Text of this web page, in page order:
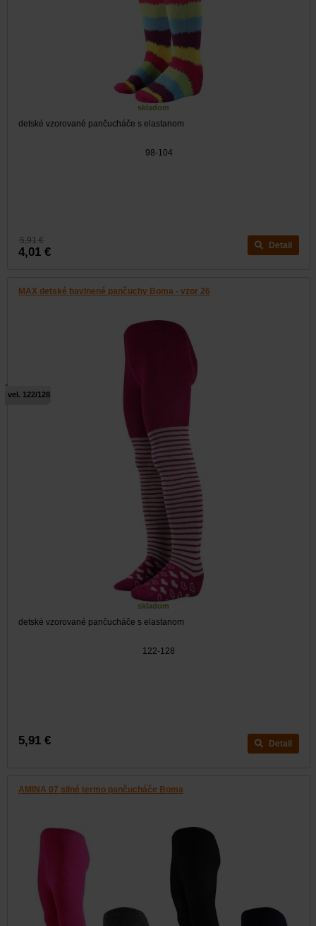
skladom
detské vzorované pančucháče s elastanom
98-104
5,91 €
4,01 € Detail
MAX detské bavlnené pančuchy Boma - vzor 26
skladom
detské vzorované pančucháče s elastanom
122-128
vel. 122/128
5,91 € Detail
AMINA 07 silné termo pančucháče Boma